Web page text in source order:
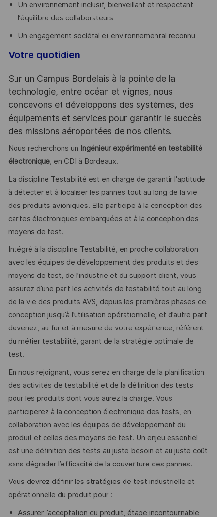
Un environnement inclusif, bienveillant et respectant
l’équilibre des collaborateurs
Un engagement sociétal et environnemental reconnu
Votre quotidien
Sur un Campus Bordelais à la pointe de la
technologie, entre océan et vignes, nous
concevons et développons des systèmes, des
équipements et services pour garantir le succès
des missions aéroportées de nos clients.
Nous recherchons un Ingénieur expérimenté en testabilité
électronique, en CDI à Bordeaux.
La discipline Testabilité est en charge de garantir l'aptitude
à détecter et à localiser les pannes tout au long de la vie
des produits avioniques. Elle participe à la conception des
cartes électroniques embarquées et à la conception des
moyens de test.
Intégré à la discipline Testabilité, en proche collaboration
avec les équipes de développement des produits et des
moyens de test, de l’industrie et du support client, vous
assurez d’une part les activités de testabilité tout au long
de la vie des produits AVS, depuis les premières phases de
conception jusqu’à l’utilisation opérationnelle, et d’autre part
devenez, au fur et à mesure de votre expérience, référent
du métier testabilité, garant de la stratégie optimale de
test.
En nous rejoignant, vous serez en charge de la planification
des activités de testabilité et de la définition des tests
pour les produits dont vous aurez la charge. Vous
participerez à la conception électronique des tests, en
collaboration avec les équipes de développement du
produit et celles des moyens de test. Un enjeu essentiel
est une définition des tests au juste besoin et au juste coût
sans dégrader l’efficacité de la couverture des pannes.
Vous devrez définir les stratégies de test industrielle et
opérationnelle du produit pour :
Assurer l’acceptation du produit, étape incontournable